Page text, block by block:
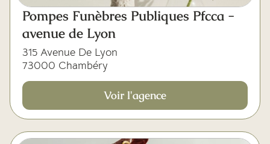
Pompes Funèbres Publiques Pfcca -
avenue de Lyon
315 Avenue De Lyon
73000 Chambéry
Voir l'agence